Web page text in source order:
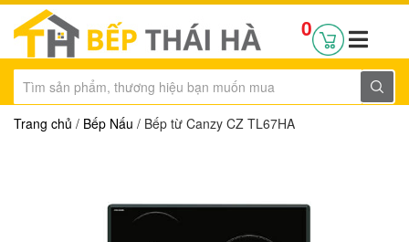
0
Trang chủ / Bếp Nấu / Bếp từ Canzy CZ TL67HA